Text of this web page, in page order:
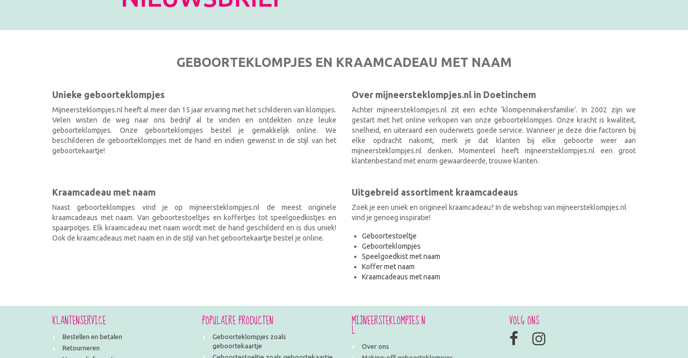
GEBOORTEKLOMPJES EN KRAAMCADEAU MET NAAM
Unieke geboorteklompjes
Mijneersteklompjes.nl heeft al meer dan 15 jaar ervaring met het schilderen van klompjes.
Velen wisten de weg naar ons bedrijf al te vinden en ontdekten onze leuke
geboorteklompjes. Onze geboorteklompjes bestel je gemakkelijk online. We
beschilderen de geboorteklompjes met de hand en indien gewenst in de stijl van het
geboortekaartje!
Over mijneersteklompjes.nl in Doetinchem
Achter mijneersteklompjes.nl zit een echte ‘klompenmakersfamilie’. In 2002 zijn we
gestart met het online verkopen van onze geboorteklompjes. Onze kracht is kwaliteit,
snelheid, en uiteraard een ouderwets goede service. Wanneer je deze drie factoren bij
elke opdracht nakomt, merk je dat klanten bij elke geboorte weer aan
mijneersteklompjes.nl denken. Momenteel heeft mijneersteklompjes.nl een groot
klantenbestand met enorm gewaardeerde, trouwe klanten.
Kraamcadeau met naam
Naast geboorteklompjes vind je op mijneersteklompjes.nl de meest originele
kraamcadeaus met naam. Van geboortestoeltjes en koffertjes tot speelgoedkistjes en
spaarpotjes. Elk kraamcadeau met naam wordt met de hand geschilderd en is dus uniek!
Ook de kraamcadeaus met naam en in de stijl van het geboortekaartje bestel je online.
Uitgebreid assortiment kraamcadeaus
Zoek je een uniek en origineel kraamcadeau? In de webshop van mijneersteklompjes.nl
vind je genoeg inspiratie!
Geboortestoeltje
Geboorteklompjes
Speelgoedkist met naam
Koffer met naam
Kraamcadeaus met naam
KLANTENSERVICE
Bestellen en betalen
Retourneren
POPULAIRE PRODUCTEN
Geboorteklompjes zoals
geboortekaartje
MIJNEERSTEKLOMPJES.N
L
Over ons
VOLG ONS